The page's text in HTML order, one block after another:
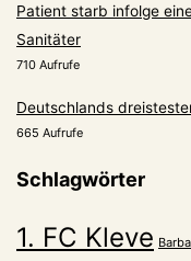
Patient starb infolge
Sanitäter
710 Aufrufe
Deutschlands
665 Aufrufe
Schlagwörter
1. FC Kleve